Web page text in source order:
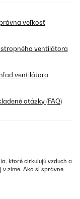
veľkosť
ventilátora
ventilátora
otázky (FAQ)
ktoré cirkulujú vzduch a
v zime. Ako si správne